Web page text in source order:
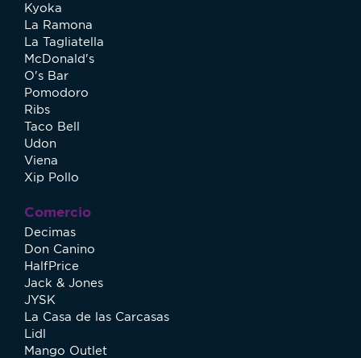
Kyoka
La Ramona
La Tagliatella
McDonald's
O's Bar
Pomodoro
Ribs
Taco Bell
Udon
Viena
Xip Pollo
Comercio
Decimas
Don Canino
HalfPrice
Jack & Jones
JYSK
La Casa de las Carcasas
Lidl
Mango Outlet